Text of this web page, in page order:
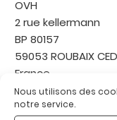
Nous utilisons des
notre service.
OVH
2 rue kellermann
BP 80157
59053 ROUBAIX
France
Pour contacter